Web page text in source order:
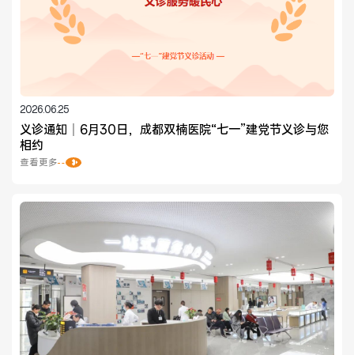
2026.06.25
义诊通知｜6月30日，成都双楠医院“七一”建党节义诊与您
相约
查看更多